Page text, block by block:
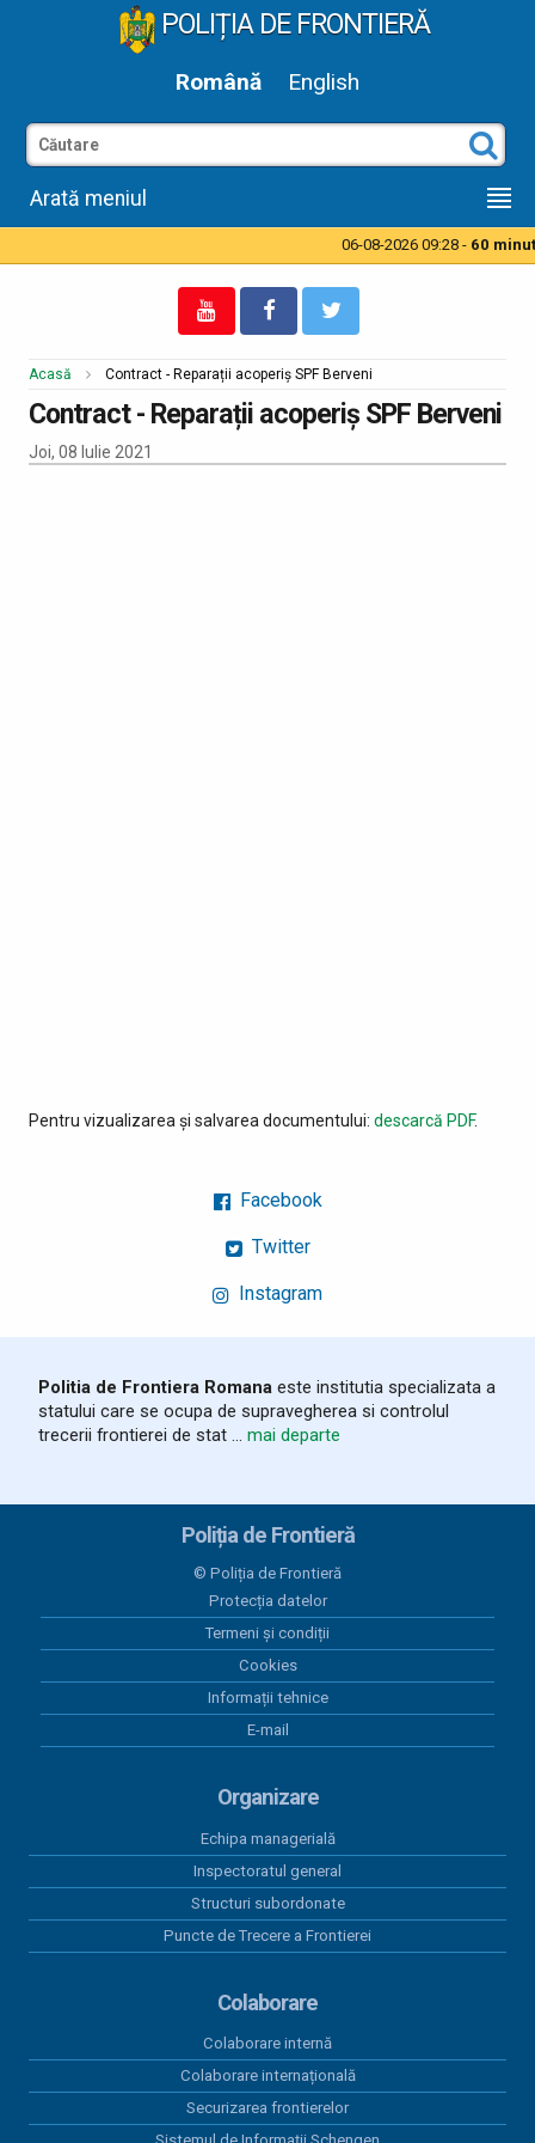
POLIȚIA DE FRONTIERĂ
Română English
Arată meniul
06-08-2026 09:28 -60
Acasă Contract - Reparații acoperiș SPF Berveni
Contract - Reparații acoperiș SPF Berveni
Joi, 08 Iulie 2021
Pentru vizualizarea și salvarea documentului: descarcă PDF.
Facebook
Twitter
Instagram
Politia de Frontiera Romana este institutia specializata a
statului care se ocupa de supravegherea si controlul
trecerii frontierei de stat ... mai departe
Poliția de Frontieră
© Poliția de Frontieră
Protecția datelor
Termeni și condiții
Cookies
Informații tehnice
E-mail
Organizare
Echipa managerială
Inspectoratul general
Structuri subordonate
Puncte de Trecere a Frontierei
Colaborare
Colaborare internă
Colaborare internațională
Securizarea frontierelor